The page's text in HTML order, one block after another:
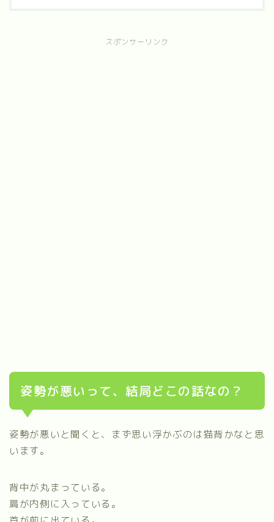
スポンサーリンク
姿勢が悪いって、結局どこの話なの？
姿勢が悪いと聞くと、まず思い浮かぶのは猫背かなと思
います。
背中が丸まっている。
肩が内側に入っている。